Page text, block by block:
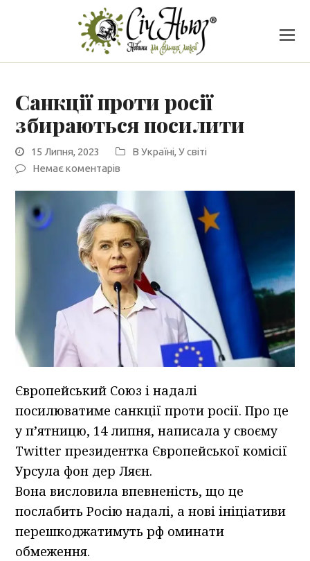
Санкції проти росії
збираються посилити
15 Липня, 2023 В Україні,У світі
Немає коментарів
Європейський Союз і надалі
посилюватиме санкції проти росії. Про це
у п’ятницю, 14 липня, написала у своєму
Twitter президентка Європейської комісії
Урсула фон дер Ляєн.
Вона висловила впевненість, що це
послабить Росію надалі, а нові ініціативи
перешкоджатимуть рф оминати
обмеження.